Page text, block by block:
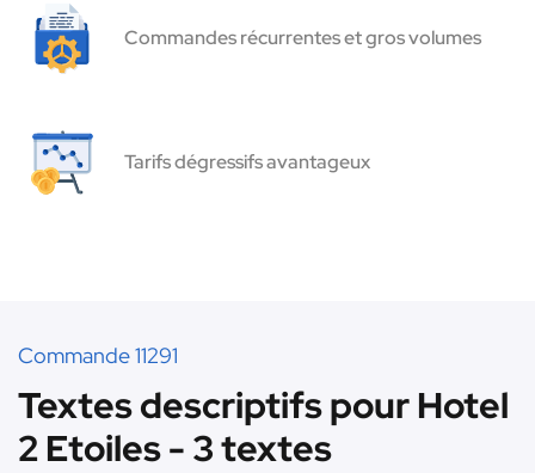
Commandes récurrentes et gros volumes
Tarifs dégressifs avantageux
Commande 11291
Textes descriptifs pour Hotel
2 Etoiles - 3 textes